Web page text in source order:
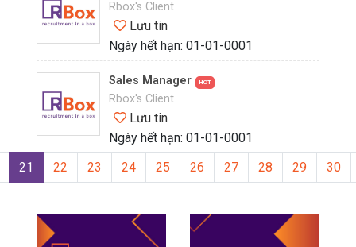
Rbox's Client
Lưu tin
Ngày hết hạn: 01-01-0001
Sales Manager HOT
Rbox's Client
Lưu tin
Ngày hết hạn: 01-01-0001
21
22 23 24 25 26 27 28 29 30